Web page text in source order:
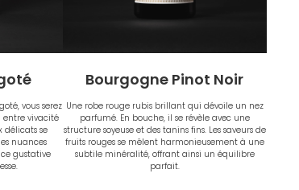
vous serez
vivacité
délicats se
nuances
gustative
Bourgogne Pinot Noir
Une robe rouge rubis brillant qui dévoile un nez
parfumé. En bouche, il se révèle avec une
structure soyeuse et des tanins fins. Les saveurs de
fruits rouges se mêlent harmonieusement à une
subtile minéralité, offrant ainsi un équilibre
parfait.